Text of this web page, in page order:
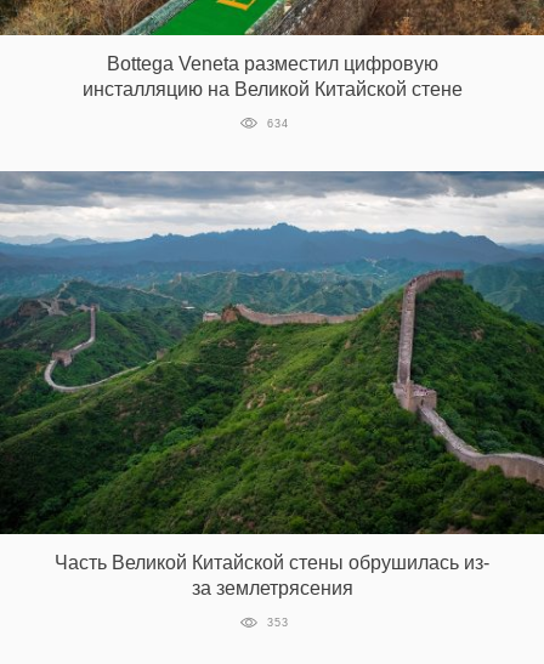
Bottega Veneta разместил цифровую
инсталляцию на Великой Китайской стене
634
Часть Великой Китайской стены обрушилась из-
за землетрясения
353